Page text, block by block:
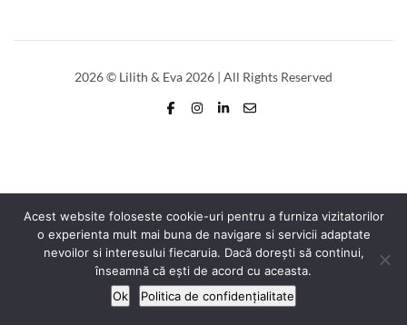
2026© Lilith & Eva 2026 | All Rights Reserved
Acest website foloseste cookie-uri pentru a furniza vizitatorilor
o experienta mult mai buna de navigare si servicii adaptate
nevoilor si interesului fiecaruia. Dacă dorești să continui,
înseamnă că ești de acord cu aceasta.
Ok
Politica de confidențialitate